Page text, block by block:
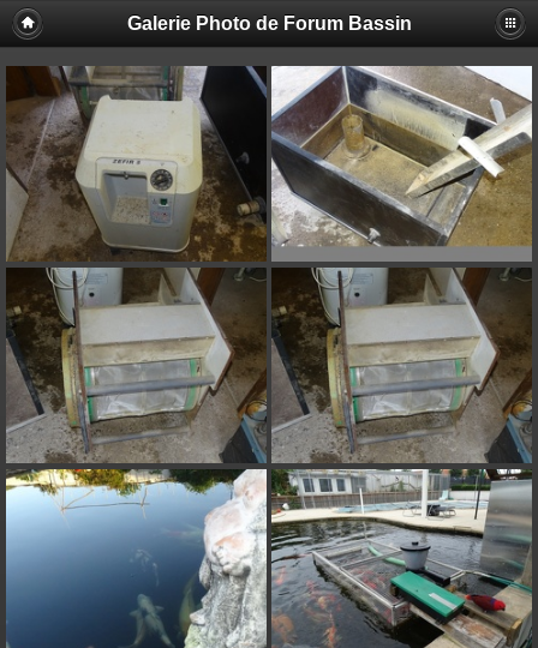
Galerie Photo de Forum Bassin